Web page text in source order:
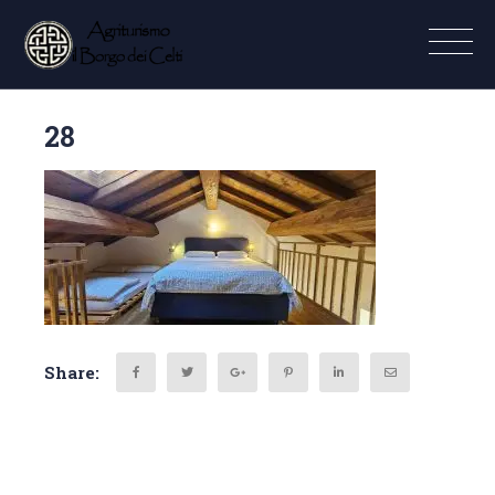
28
Share: